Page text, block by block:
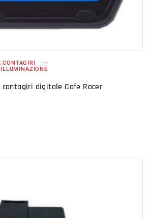
CONTAGIRI
digitale Cafe Racer